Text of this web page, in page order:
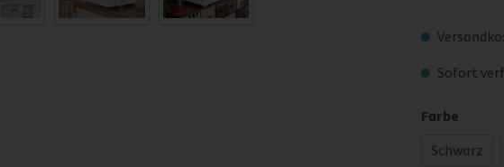
Sofort
Farbe
Schwarz